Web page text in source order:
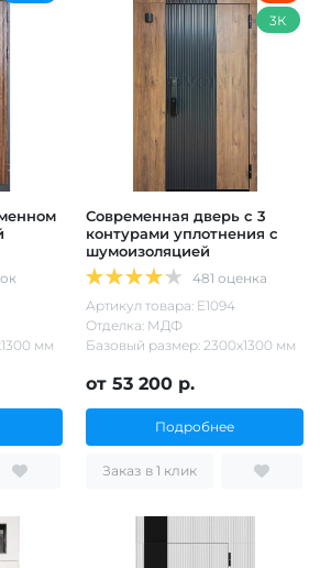
мм
3К
Современная дверь с 3
контурами уплотнения с
шумоизоляцией
481 оценка
Артикул товара: Е1094
Отделка: МДФ
Базовый размер: 2300х1300 мм
от 53 200 р.
Подробнее
Заказ в 1 клик